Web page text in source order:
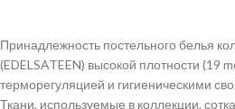
Принадлежность постельного белья
(EDELSATEEN) высокой плотности (19
терморегуляцией и гигиеническими
Ткани, используемые в коллекции,